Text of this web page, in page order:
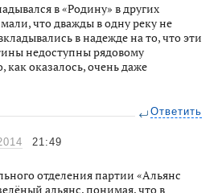
в «Родину» в других
что дважды в одну реку не
в надежде на то, что эти
недоступны рядовому
как оказалось, очень даже
Ответить
21:49
отделения партии «Альянс
альянс, понимая, что в